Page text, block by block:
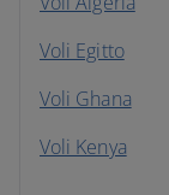
Voli Egitto
Voli Ghana
Voli Kenya